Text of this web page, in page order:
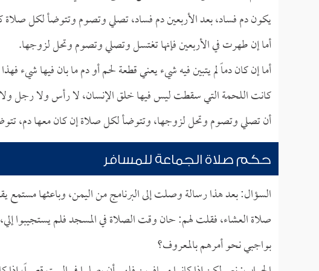
يكون دم فساد، بعد الأربعين دم فساد، تصلي وتصوم وتتوضأ لكل
أما إن طهرت في الأربعين فإنها تغتسل وتصلي وتصوم وتحل لزوجها.
أما إن كان دماً لم يتبين فيه شيء يعني قطعة لحم أو دم ما بان فيها شيء
كانت اللحمة التي سقطت ليس فيها خلق الإنسان، لا رأس ولا رجل ولا
أن تصلي وتصوم وتحل لزوجها، وتتوضأ لكل صلاة إن كان معها دم،
حكم صلاة الجماعة للمسافر
السؤال: بعد هذا رسالة وصلت إلى البرنامج من اليمن، وباعثها مستمع
صلاة العشاء، فقلت لهم: حان وقت الصلاة في المسجد فلم يستجيبوا
بواجبي نحو أمرهم بالمعروف؟